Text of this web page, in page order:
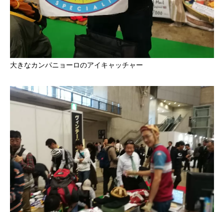
大きなカンパニョーロのアイキャッチャー